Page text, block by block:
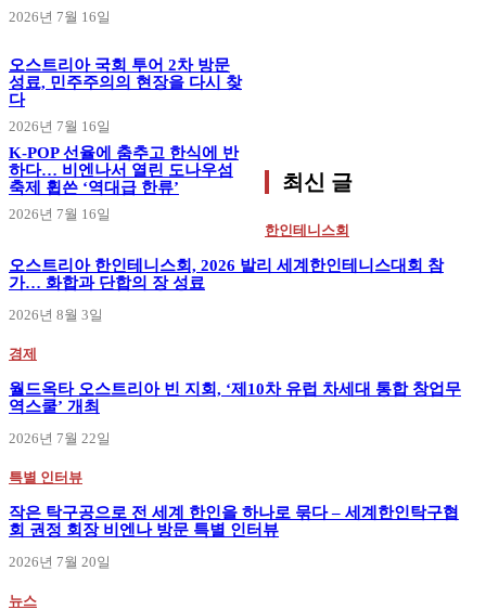
2026년 7월 16일
오스트리아 국회 투어 2차 방문
성료, 민주주의의 현장을 다시 찾
다
2026년 7월 16일
K-POP 선율에 춤추고 한식에 반
하다… 비엔나서 열린 도나우섬
축제 휩쓴 ‘역대급 한류’
2026년 7월 16일
최신 글
한인테니스회
오스트리아 한인테니스회, 2026 발리 세계한인테니스대회 참
가… 화합과 단합의 장 성료
2026년 8월 3일
경제
월드옥타 오스트리아 빈 지회, ‘제10차 유럽 차세대 통합 창업무
역스쿨’ 개최
2026년 7월 22일
특별 인터뷰
작은 탁구공으로 전 세계 한인을 하나로 묶다 – 세계한인탁구협
회 권정 회장 비엔나 방문 특별 인터뷰
2026년 7월 20일
뉴스